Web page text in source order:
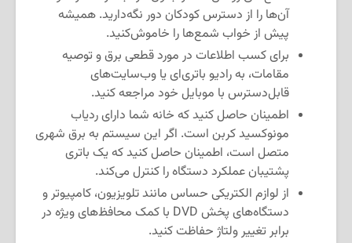
آن‌ها را از دسترس کودکان دور نگه‌دارید. همیشه
پیش از خواب شمع‌ها را خاموش‌کنید.
برای کسب اطلاعات در مورد قطعی برق و توصیه
مقامات، به رادیو باتری‌ای یا وب‌سایت‌های
قابل‌دسترس با موبایل خود مراجعه کنید.
اطمینان حاصل کنید که خانه شما دارای ردیاب
مونوکسید کربن است. اگر این سیستم به برق شهری
متصل است، اطمینان حاصل کنید که یک باتری
پشتیبان عملکرد دستگاه را کنترل می‌کند.
از لوازم الکتریکی حساس مانند تلویزیون، کامپیوتر و
دستگاه‌های پخش DVD با کمک محافظ‌های ویژه در
برابر تغییر ولتاژ حفاظت کنید.